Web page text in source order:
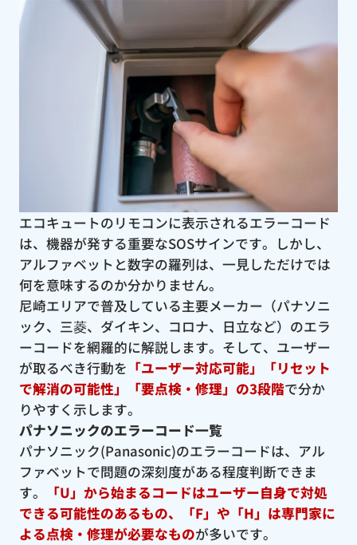
エコキュートのリモコンに表示されるエラーコード
は、機器が発する重要なSOSサインです。しかし、
アルファベットと数字の羅列は、一見しただけでは
何を意味するのか分かりません。
尼崎エリアで普及している主要メーカー（パナソニ
ック、三菱、ダイキン、コロナ、日立など）のエラ
ーコードを網羅的に解説します。そして、ユーザー
が取るべき行動を 「ユーザー対応可能」「リセット
で解消の可能性」「要点検・修理」の3段階で分か
りやすく示します。
パナソニックのエラーコード一覧
パナソニック(Panasonic)のエラーコードは、アル
ファベットで問題の深刻度がある程度判断できま
す。
「U」から始まるコードはユーザー自身で対処
できる可能性のあるもの、「F」や「H」は専門家に
よる点検・修理が必要なものが多いです。